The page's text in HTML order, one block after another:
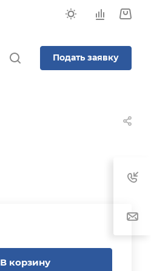
Подать заявку
В корзину